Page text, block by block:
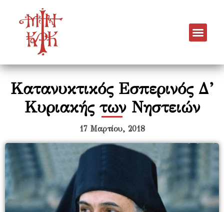
Κατανυκτικός Εσπερινός Δ’
Κυριακής των Νηστειών
17 Μαρτίου, 2018